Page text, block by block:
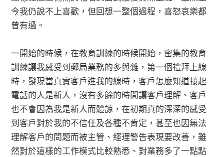
今我仍說不上喜歡，但回想一整個過程，喜怒哀樂都
曾有過。
一開始的時候，在教育訓練的時候開始，密集的教育
訓練讓我感受到郵局業務的多與雜，第一個禮拜上線
時，發現當真實客戶進我的線時，客戶怎麼知道接起
電話的人是新人，沒有多餘的時間讓客戶理解、客戶
也不會因為我是新人而體諒，在初期真的深深的感受
到客戶對於我的不信任及各種不肯定，甚至也因無法
理解客戶的問題而被主管、經理警告表現要改善，雖
然對於這樣的工作模式比較熟悉、對業務多了一點點